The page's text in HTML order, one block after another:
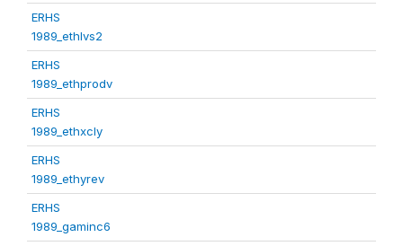
ERHS
1989_ethlvs2
ERHS
1989_ethprodv
ERHS
1989_ethxcly
ERHS
1989_ethyrev
ERHS
1989_gaminc6